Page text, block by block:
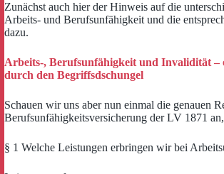
Zunächst auch hier der Hinweis auf die
Arbeits- und Berufsunfähigkeit und die
dazu.
Arbeits-, Berufsunfähigkeit und Invalidität –
durch den Begriffsdschungel
Schauen wir uns aber nun einmal die genauen
Berufsunfähigkeitsversicherung der LV 1871
§ 1 Welche Leistungen erbringen wir bei